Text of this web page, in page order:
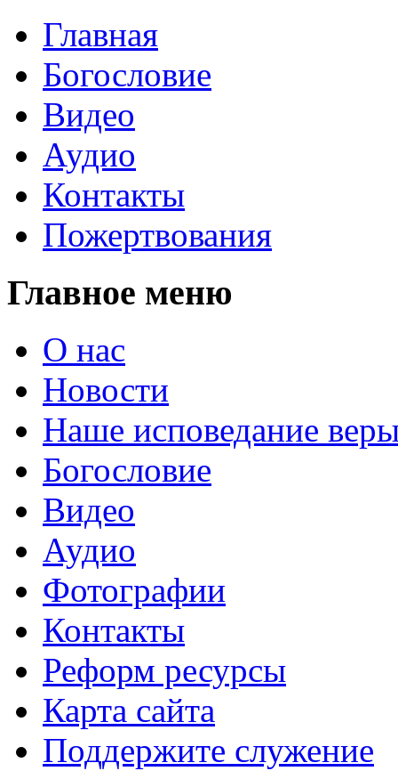
Главная
Богословие
Видео
Аудио
Контакты
Пожертвования
Главное меню
О нас
Новости
Наше исповедание
Богословие
Видео
Аудио
Фотографии
Контакты
Реформ ресурсы
Карта сайта
Поддержите служение